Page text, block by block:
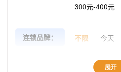
300元-400元
连锁品牌： 不限 今天
展开